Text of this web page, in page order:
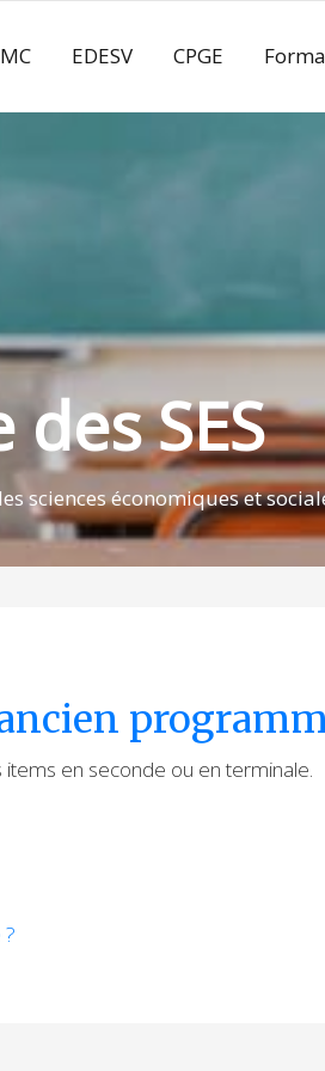
EDESV CPGE
des SES
sciences économiques et
en seconde ou en terminale.